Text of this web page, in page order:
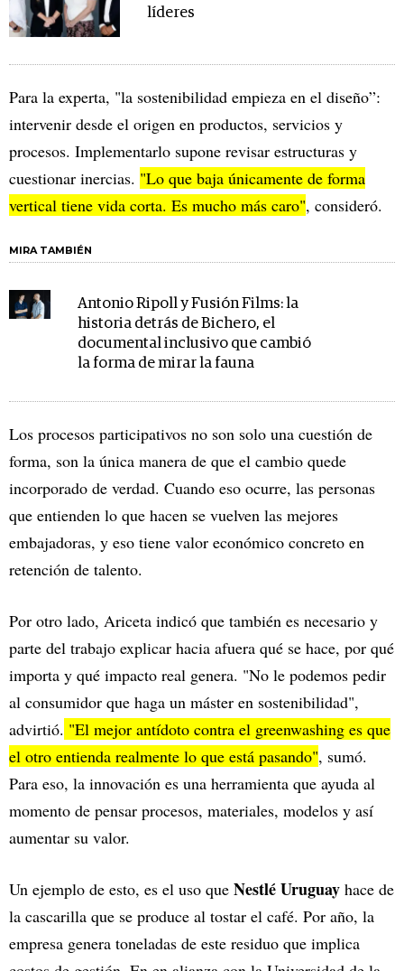
líderes
Para la experta, "la sostenibilidad empieza en el diseño”:
intervenir desde el origen en productos, servicios y
procesos. Implementarlo supone revisar estructuras y
cuestionar inercias. "Lo que baja únicamente de forma
vertical tiene vida corta. Es mucho más caro", consideró.
MIRA TAMBIÉN
Antonio Ripoll y Fusión Films: la
historia detrás de Bichero, el
documental inclusivo que cambió
la forma de mirar la fauna
Los procesos participativos no son solo una cuestión de
forma, son la única manera de que el cambio quede
incorporado de verdad. Cuando eso ocurre, las personas
que entienden lo que hacen se vuelven las mejores
embajadoras, y eso tiene valor económico concreto en
retención de talento.
Por otro lado, Ariceta indicó que también es necesario y
parte del trabajo explicar hacia afuera qué se hace, por qué
importa y qué impacto real genera. "No le podemos pedir
al consumidor que haga un máster en sostenibilidad",
advirtió. "El mejor antídoto contra el greenwashing es que
el otro entienda realmente lo que está pasando", sumó.
Para eso, la innovación es una herramienta que ayuda al
momento de pensar procesos, materiales, modelos y así
aumentar su valor.
Un ejemplo de esto, es el uso que Nestlé Uruguay hace de
la cascarilla que se produce al tostar el café. Por año, la
empresa genera toneladas de este residuo que implica